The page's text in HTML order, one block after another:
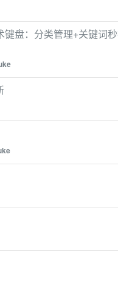
盘：分类管理+关键词